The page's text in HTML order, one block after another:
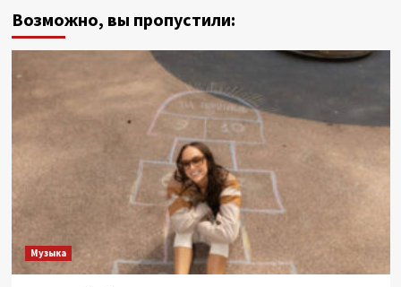
Возможно, вы пропустили:
Музыка